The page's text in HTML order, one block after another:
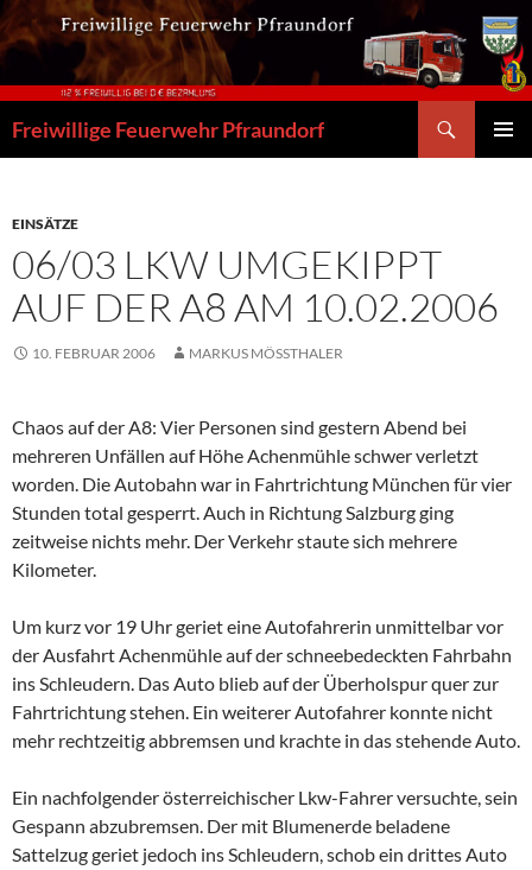
Zum
Inhalt
springen
Freiwillige Feuerwehr Pfraundorf
EINSÄTZE
06/03 LKW UMGEKIPPT
AUF DER A8 AM 10.02.2006
10. FEBRUAR 2006 MARKUS MÖSSTHALER
Chaos auf der A8: Vier Personen sind gestern Abend bei
mehreren Unfällen auf Höhe Achenmühle schwer verletzt
worden. Die Autobahn war in Fahrtrichtung München für vier
Stunden total gesperrt. Auch in Richtung Salzburg ging
zeitweise nichts mehr. Der Verkehr staute sich mehrere
Kilometer.
Um kurz vor 19 Uhr geriet eine Autofahrerin unmittelbar vor
der Ausfahrt Achenmühle auf der schneebedeckten Fahrbahn
ins Schleudern. Das Auto blieb auf der Überholspur quer zur
Fahrtrichtung stehen. Ein weiterer Autofahrer konnte nicht
mehr rechtzeitig abbremsen und krachte in das stehende Auto.
Ein nachfolgender österreichischer Lkw-Fahrer versuchte, sein
Gespann abzubremsen. Der mit Blumenerde beladene
Sattelzug geriet jedoch ins Schleudern, schob ein drittes Auto